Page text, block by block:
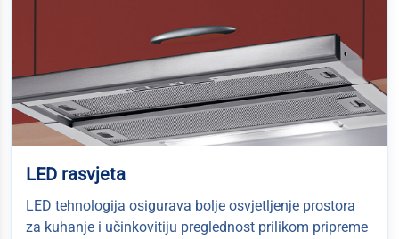
LED rasvjeta
LED tehnologija osigurava bolje osvjetljenje prostora
za kuhanje i učinkovitiju preglednost prilikom pripreme